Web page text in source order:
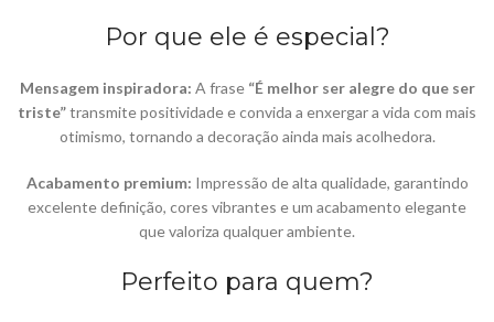
Por que ele é especial?
Mensagem inspiradora: A frase “É melhor ser alegre do que ser
triste”transmite positividade e convida a enxergar a vida com mais
otimismo, tornando a decoração ainda mais acolhedora.
Acabamento premium: Impressão de alta qualidade, garantindo
excelente definição, cores vibrantes e um acabamento elegante
que valoriza qualquer ambiente.
Perfeito para quem?